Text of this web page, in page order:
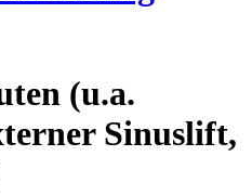
(u.a.
Sinuslift,